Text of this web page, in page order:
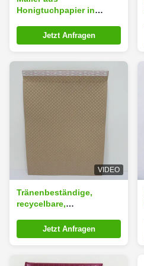
Honigtuchpapier in
100% recycelbarer
Honigtuchkissenstruktur
Jetzt Anfragen
VIDEO
Tränenbeständige,
recycelbare,
geprägte Umschläge,
30x40cm Mailer-Taschen
Jetzt Anfragen